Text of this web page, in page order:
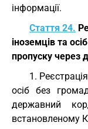
інформації.
Стаття 24.
іноземців та
пропуску через
1.
осіб без
державний
встановленому